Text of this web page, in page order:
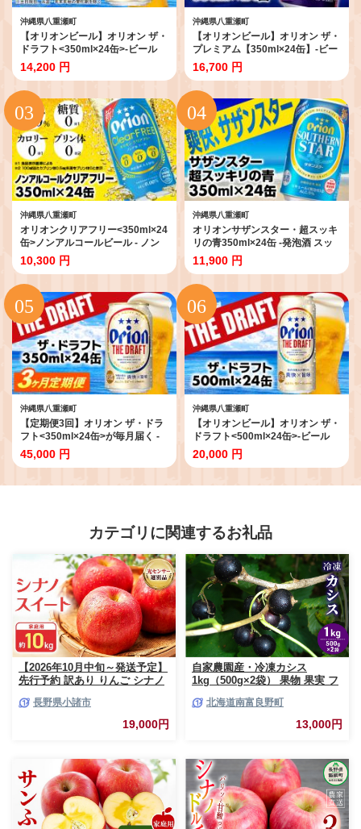
沖縄県八重瀬町
【オリオンビール】オリオン ザ・
ドラフト<350ml×24缶>-ビール
オリオン ビール 1ケース 350ml
24本 すっきり 飲みやすい こだわ
り 改良 リニューアル おすすめ 沖
縄県 八重瀬町 【価格改定YI】
14,200 円
沖縄県八重瀬町
【オリオンビール】オリオン ザ・
プレミアム【350ml×24缶】-ビー
ル 1ケース 24本 コク深い スムー
ス 沖縄のプレミアム 華やか フル
ーティー 香り 新しい味わい おす
すめ 沖縄県 八重瀬町【価格改定
YF】
16,700 円
沖縄県八重瀬町
オリオンクリアフリー<350ml×24
缶>ノンアルコールビール - ノン
アルコール オリオン クリア フリ
ー プリン体ゼロ 糖質ゼロ カロリ
ーゼロ 爽快な うまさ 炭酸 350ml
24缶 スッキリ 飲みやすい おすす
め 沖縄県 八重瀬町【価格改定
YF】
10,300 円
沖縄県八重瀬町
オリオンサザンスター・超スッキ
リの青350ml×24缶 -発泡酒 スッ
キリ 爽快 飲みやすい 清涼ホップ
沖縄県産米 使用 おすすめ ゴクゴ
ク 飲める キレ 喉ごし オリオンビ
ール 1ケース 24本 沖縄県 八重瀬
町【価格改定YB】
11,900 円
沖縄県八重瀬町
【定期便3回】オリオン ザ・ドラ
フト<350ml×24缶>が毎月届く -
オリオンビール オリオン ビール 1
ケース 350ml 24本 定期便 3ヶ月
良 リニューアル おすすめ 沖縄県
45,000 円
沖縄県八重瀬町
【オリオンビール】オリオン ザ・
ドラフト<500ml×24缶>-ビール
オリオン ビール 1ケース 500ml
24本 すっきり 飲みやすい こだわ
縄県 八重瀬町【価格改定YB】
20,000 円
カテゴリに関連するお礼品
【2026年10月中旬～発送予定】
先行予約 訳あり りんご シナノ
庭用 フルーツ 果物 甘い 訳あり
長野県小諸市
19,000円
自家農園産・冷凍カシス
1kg（500g×2袋） 果物 果実 フ
北海道南富良野町
13,000円